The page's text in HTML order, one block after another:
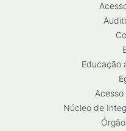
Educação
Núcleo de